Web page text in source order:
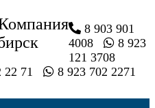
8 903 901
4008
8 923
121 3708
22 71
8 923 702 2271